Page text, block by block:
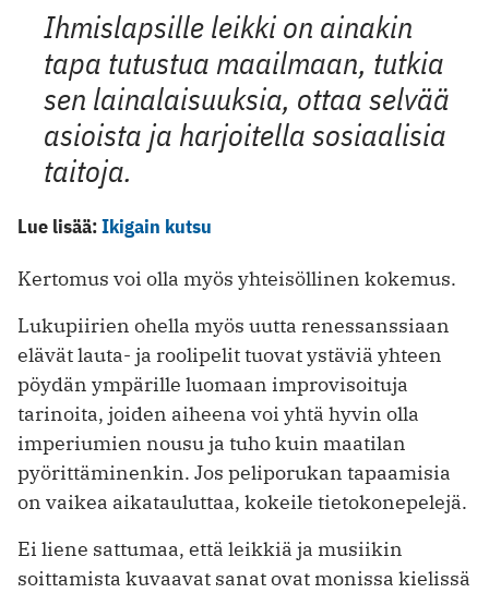
Ihmislapsille leikki on ainakin
tapa tutustua maailmaan, tutkia
sen lainalaisuuksia, ottaa selvää
asioista ja harjoitella sosiaalisia
taitoja.
Lue lisää:Ikigain kutsu
Kertomus voi olla myös yhteisöllinen kokemus.
Lukupiirien ohella myös uutta renessanssiaan
elävät lauta- ja roolipelit tuovat ystäviä yhteen
pöydän ympärille luomaan improvisoituja
tarinoita, joiden aiheena voi yhtä hyvin olla
imperiumien nousu ja tuho kuin maatilan
pyörittäminenkin. Jos peliporukan tapaamisia
on vaikea aikatauluttaa, kokeile tietokonepelejä.
Ei liene sattumaa, että leikkiä ja musiikin
soittamista kuvaavat sanat ovat monissa kielissä